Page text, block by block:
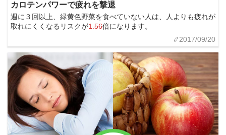
カロテンパワーで疲れを撃退
週に３回以上、緑黄色野菜を食べていない人は、人よりも疲れが
取れにくくなるリスクが1.56倍になります。
2017/09/20